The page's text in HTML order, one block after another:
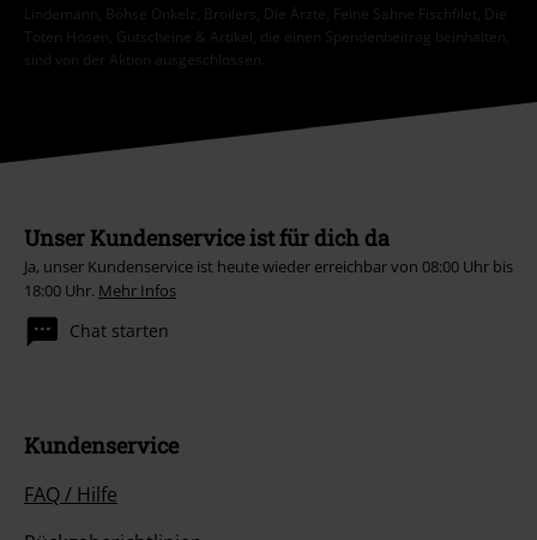
Lindemann, Böhse Onkelz, Broilers, Die Ärzte, Feine Sahne Fischfilet, Die
Toten Hosen, Gutscheine & Artikel, die einen Spendenbeitrag beinhalten,
sind von der Aktion ausgeschlossen.
Unser Kundenservice ist für dich da
Ja, unser Kundenservice ist heute wieder erreichbar von 08:00 Uhr bis
18:00 Uhr. Mehr Infos
Chat starten
Kundenservice
FAQ / Hilfe